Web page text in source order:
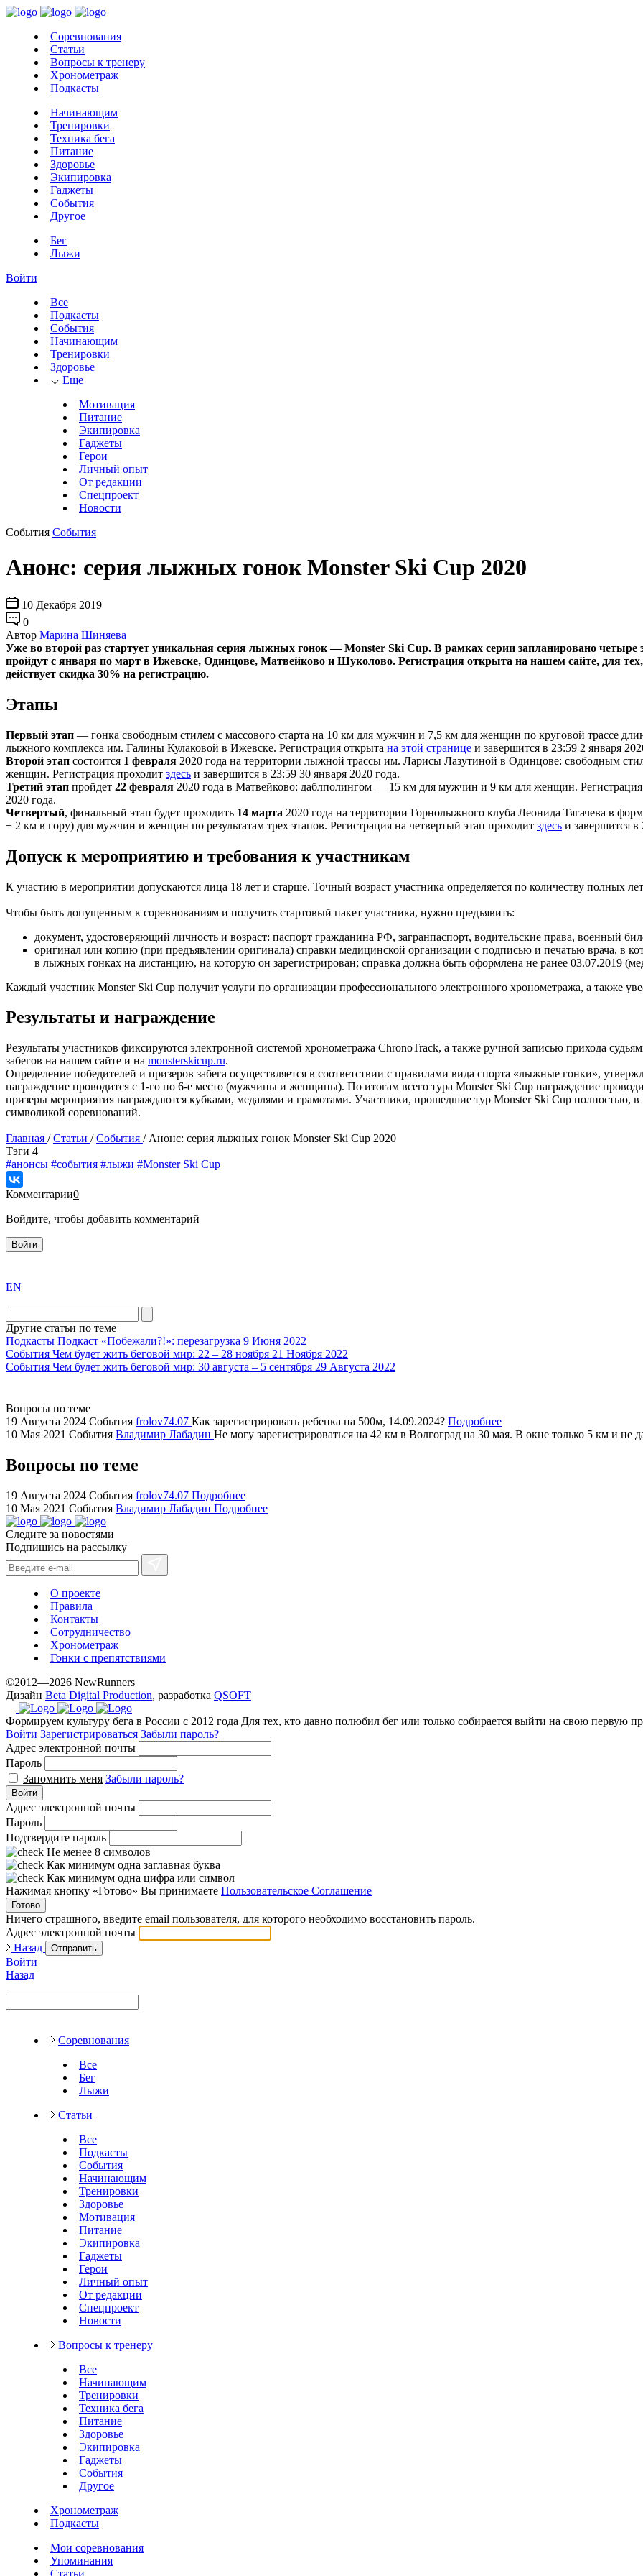
Соревнования
Статьи
Вопросы к тренеру
Хронометраж
Подкасты
Начинающим
Тренировки
Техника бега
Питание
Здоровье
Экипировка
Гаджеты
События
Другое
Бег
Лыжи
Войти
Все
Подкасты
События
Начинающим
Тренировки
Здоровье
Еще
Мотивация
Питание
Экипировка
Гаджеты
Герои
Личный опыт
От редакции
Спецпроект
Новости
События События
Анонс: серия лыжных гонок Monster Ski Cup 2020
10 Декабря 2019
0
Автор Марина Шиняева
Уже во второй раз стартует уникальная серия лыжных гонок — Monster Ski Cup. В рамках серии запланировано
пройдут с января по март в Ижевске, Одинцове, Матвейково и Шуколово. Регистрация открыта на нашем сайте, для тех,
действует скидка 30% на регистрацию.
Этапы
Первый этап — гонка свободным стилем с массового старта на 10 км для мужчин и 7,5 км для женщин по круговой трассе
лыжного комплекса им. Галины Кулаковой в Ижевске. Регистрация открыта на этой странице и завершится в 23:59 2 января
Второй этап состоится 1 февраля 2020 года на территории лыжной трассы им. Ларисы Лазутиной в Одинцове: свободным
женщин. Регистрация проходит здесь и завершится в 23:59 30 января 2020 года.
Третий этап пройдет 22 февраля 2020 года в Матвейково: даблполингом — 15 км для мужчин и 9 км для женщин. Регистрация
2020 года.
Четвертый, финальный этап будет проходить 14 марта 2020 года на территории Горнолыжного клуба Леонида Тягачева в
+ 2 км в гору) для мужчин и женщин по результатам трех этапов. Регистрация на четвертый этап проходит здесь и завершится в
Допуск к мероприятию и требования к участникам
К участию в мероприятии допускаются лица 18 лет и старше. Точный возраст участника определяется по количеству полных
Чтобы быть допущенным к соревнованиям и получить стартовый пакет участника, нужно предъявить:
документ, удостоверяющий личность и возраст: паспорт гражданина РФ, загранпаспорт, водительские права, военный
оригинал или копию (при предъявлении оригинала) справки медицинской организации с подписью и печатью врача, в
в лыжных гонках на дистанцию, на которую он зарегистрирован; справка должна быть оформлена не ранее 03.07.2019
Каждый участник Monster Ski Cup получит услуги по организации профессионального электронного хронометража, а также
Результаты и награждение
Результаты участников фиксируются электронной системой хронометража ChronoTrack, а также ручной записью прихода
забегов на нашем сайте и на monsterskicup.ru.
Определение победителей и призеров забега осуществляется в соответствии с правилами вида спорта «лыжные гонки»,
награждение проводится с 1-го по 6-е место (мужчины и женщины). По итогам всего тура Monster Ski Cup награждение
призеры мероприятия награждаются кубками, медалями и грамотами. Участники, прошедшие тур Monster Ski Cup полностью,
символикой соревнований.
Главная /Статьи /События / Анонс: серия лыжных гонок Monster Ski Cup 2020
Tэги 4
#анонсы #события #лыжи #Monster Ski Cup
Комментарии0
Войдите, чтобы добавить комментарий
Войти
the
division
agent
watch
replica
showcases
swiss
replica
watches
+maserati
online
for
cheap
sale.
https://ylfactoryrolex.com/
hilarity
exceptional
method.
www.yvessaintlaurent.to
prices.
EN
Другие статьи по теме
Подкасты Подкаст «Побежали?!»: перезагрузка 9 Июня 2022
События Чем будет жить беговой мир: 22 – 28 ноября 21 Ноября 2022
События Чем будет жить беговой мир: 30 августа – 5 сентября 29 Августа 2022
Вопросы по теме
19 Августа 2024 События frolov74.07 Как зарегистрировать ребенка на 500м, 14.09.2024? Подробнее
10 Мая 2021 События Владимир Лабадин Не могу зарегистрироваться на 42 км в Волгоград на 30 мая. В окне только 5 км и не
Вопросы по теме
19 Августа 2024 События frolov74.07 Подробнее
10 Мая 2021 События Владимир Лабадин Подробнее
Следите за новостями
Подпишись на рассылку
О проекте
Правила
Контакты
Сотрудничество
Хронометраж
Гонки с препятствиями
©2012—2026 NewRunners
Дизайн Beta Digital Production, разработка QSOFT
Формируем культуру бега в России с 2012 года Для тех, кто давно полюбил бег или только собирается выйти на свою первую
Войти Зарегистрироваться Забыли пароль?
Адрес электронной почты
Пароль
Запомнить меня Забыли пароль?
Войти
Адрес электронной почты
Пароль
Подтвердите пароль
Не менее 8 символов
Как минимум одна заглавная буква
Как минимум одна цифра или символ
Нажимая кнопку «Готово» Вы принимаете Пользовательское Соглашение
Готово
Ничего страшного, введите email пользователя, для которого необходимо восстановить пароль.
Адрес электронной почты
Назад
Отправить
Войти
Назад
Соревнования
Все
Бег
Лыжи
Статьи
Все
Подкасты
События
Начинающим
Тренировки
Здоровье
Мотивация
Питание
Экипировка
Гаджеты
Герои
Личный опыт
От редакции
Спецпроект
Новости
Вопросы к тренеру
Все
Начинающим
Тренировки
Техника бега
Питание
Здоровье
Экипировка
Гаджеты
События
Другое
Хронометраж
Подкасты
Мои соревнования
Упоминания
Статьи